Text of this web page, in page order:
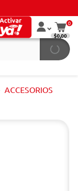
0
$0,00
ACCESORIOS